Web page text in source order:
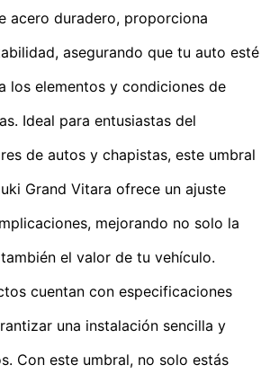
acero duradero, proporciona
asegurando que tu auto esté
los elementos y condiciones de
Ideal para entusiastas del
de autos y chapistas, este umbral
Grand Vitara ofrece un ajuste
mejorando no solo la
el valor de tu vehículo.
cuentan con especificaciones
una instalación sencilla y
Con este umbral, no solo estás